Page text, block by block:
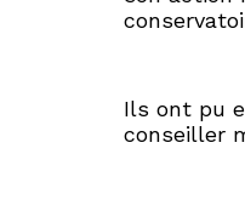
Ils ont pu
conseiller